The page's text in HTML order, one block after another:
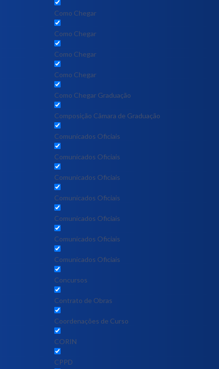
Como Chegar
Como Chegar
Como Chegar
Como Chegar
Como Chegar Graduação
Composição Câmara de Graduação
Comunicados Oficiais
Comunicados Oficiais
Comunicados Oficiais
Comunicados Oficiais
Comunicados Oficiais
Comunicados Oficiais
Comunicados Oficiais
Concursos
Contrato de Obras
Coordenações de Curso
CORIN
CPPD